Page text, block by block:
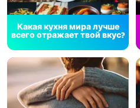
Какая кухня мира лучше
всего отражает твой вкус?